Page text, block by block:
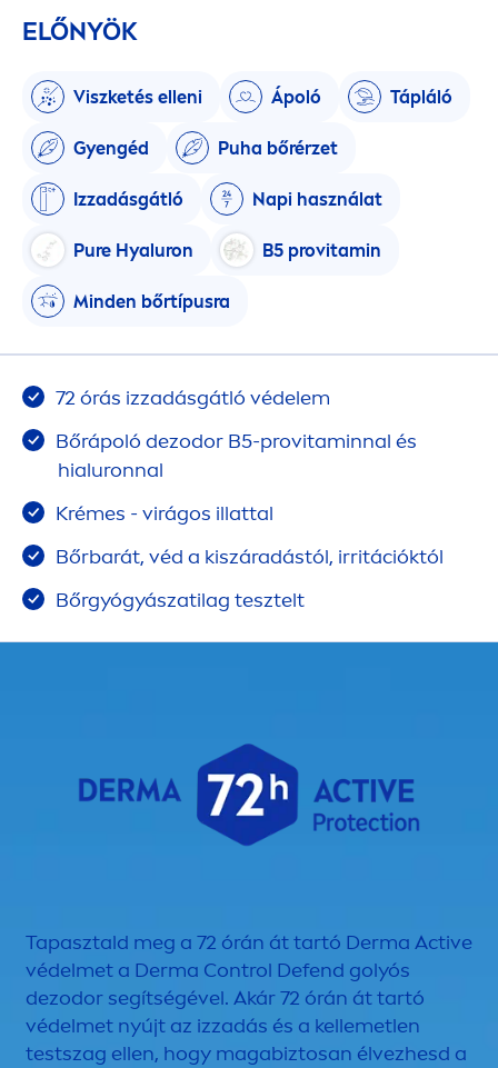
ELŐNYÖK
Viszketés elleni Ápoló Tápláló
Gyengéd Puha bőrérzet
Izzadásgátló Napi használat
Pure Hyaluron B5 provitamin
Minden bőrtípusra
72 órás izzadásgátló védelem
Bőrápoló dezodor B5-provitaminnal és
hialuronnal
Krémes - virágos illattal
Bőrbarát, véd a kiszáradástól, irritációktól
Bőrgyógyászatilag tesztelt
Tapasztald meg a 72 órán át tartó Derma Active
védelmet a Derma Control Defend golyós
dezodor segítségével. Akár 72 órán át tartó
védelmet nyújt az izzadás és a kellemetlen
testszag ellen, hogy magabiztosan élvezhesd a